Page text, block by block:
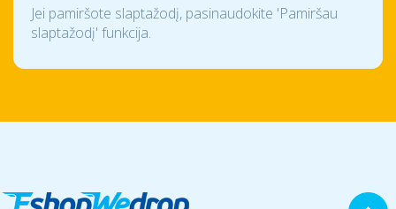
Jei pamiršote slaptažodį, pasinaudokite 'Pamiršau
slaptažodį' funkcija.